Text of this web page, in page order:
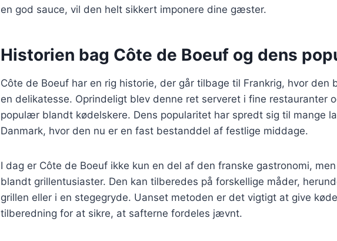
en god sauce, vil den helt sikkert imponere dine gæster.
Historien bag Côte de Boeuf og dens
Côte de Boeuf har en rig historie, der går tilbage til Frankrig, hvor den
en delikatesse. Oprindeligt blev denne ret serveret i fine restauranter
populær blandt kødelskere. Dens popularitet har spredt sig til mange
Danmark, hvor den nu er en fast bestanddel af festlige middage.
I dag er Côte de Boeuf ikke kun en del af den franske gastronomi,
blandt grillentusiaster. Den kan tilberedes på forskellige måder,
grillen eller i en stegegryde. Uanset metoden er det vigtigt at give
tilberedning for at sikre, at safterne fordeles jævnt.